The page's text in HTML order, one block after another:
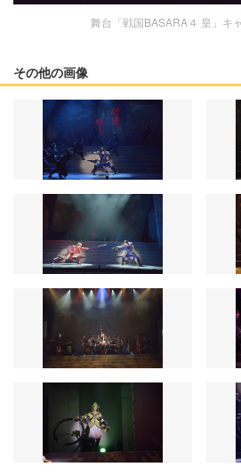
舞台「戦国BASARA４ 皇」キ
その他の画像